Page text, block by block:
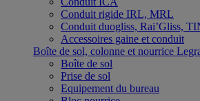
Conduit rigide IRL, MRL
Conduit duogliss, Rai’Gliss,
Accessoires gaine et conduit
Boîte de sol, colonne et nourrice
Boîte de sol
Prise de sol
Equipement du bureau